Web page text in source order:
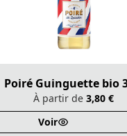
Poiré Guinguette bio
À partir de 3,80 €
Voir